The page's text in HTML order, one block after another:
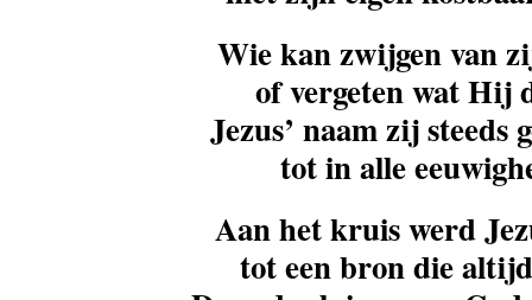
Wie kan zwijgen van
of vergeten wat Hij
Jezus’ naam zij steeds
tot in alle
Aan het kruis werd
tot een bron die